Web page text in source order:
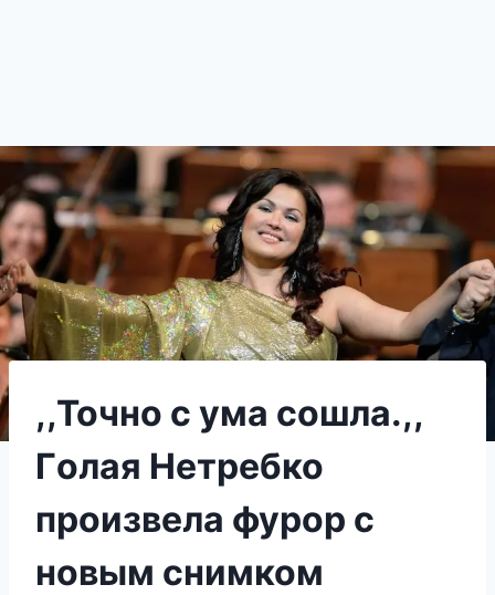
,,Точно с ума сошла.,,
Гoлaя Нетребко
произвела фурор с
новым снимком